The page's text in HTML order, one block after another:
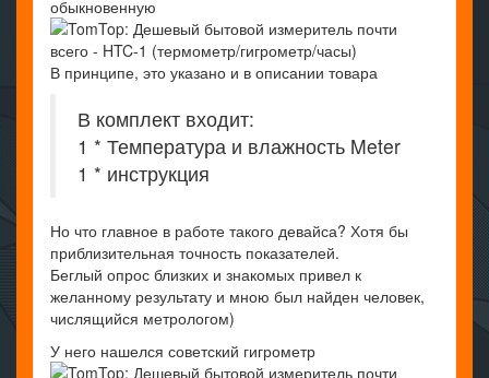
обыкновенную
В принципе, это указано и в описании товара
В комплект входит:
1 * Температура и влажность Meter
1 * инструкция
Но что главное в работе такого девайса? Хотя бы
приблизительная точность показателей.
Беглый опрос близких и знакомых привел к
желанному результату и мною был найден человек,
числящийся метрологом)
У него нашелся советский гигрометр